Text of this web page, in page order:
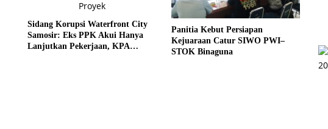
Sidang Korupsi Waterfront City
Samosir: Eks PPK Akui Hanya
Lanjutkan Pekerjaan, KPA
Panitia Kebut Persiapan
Kejuaraan Catur SIWO PWI–
STOK Binaguna